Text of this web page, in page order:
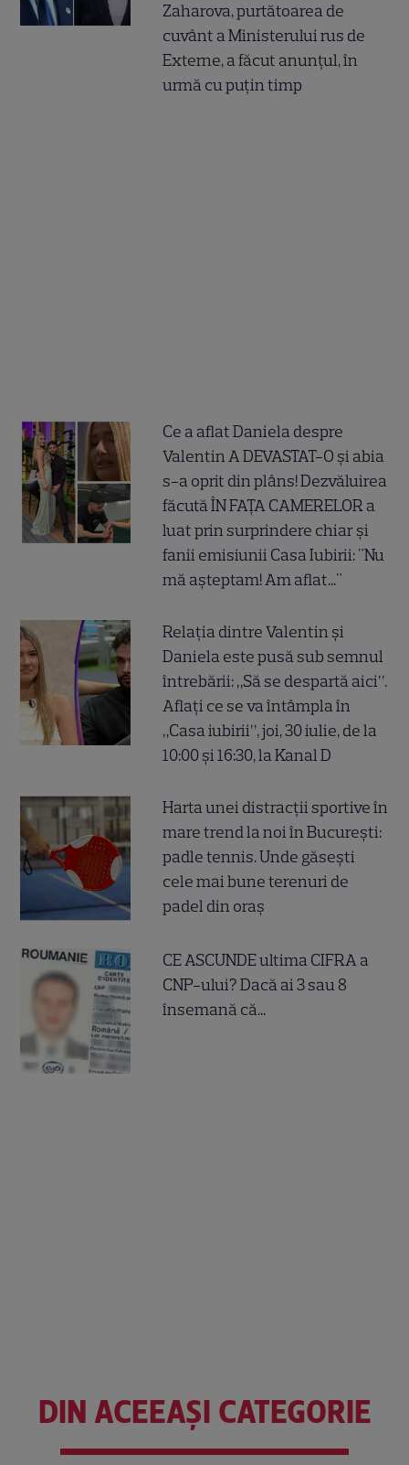
Zaharova, purtătoarea de
cuvânt a Ministerului rus de
Externe, a făcut anunțul, în
urmă cu puțin timp
Ce a aflat Daniela despre
Valentin A DEVASTAT-O și abia
s-a oprit din plâns! Dezvăluirea
făcută ÎN FAȚA CAMERELOR a
luat prin surprindere chiar și
fanii emisiunii Casa Iubirii: "Nu
mă așteptam! Am aflat..."
Relația dintre Valentin și
Daniela este pusă sub semnul
întrebării: „Să se despartă aici”.
Aflați ce se va întâmpla în
„Casa iubirii”, joi, 30 iulie, de la
10:00 și 16:30, la Kanal D
Harta unei distracții sportive în
mare trend la noi în București:
padle tennis. Unde găsești
cele mai bune terenuri de
padel din oraș
CE ASCUNDE ultima CIFRA a
CNP-ului? Dacă ai 3 sau 8
însemană că...
DIN ACEEAȘI CATEGORIE